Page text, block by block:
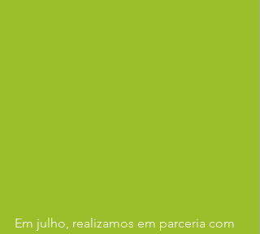
Em julho, realizamos em parceria com